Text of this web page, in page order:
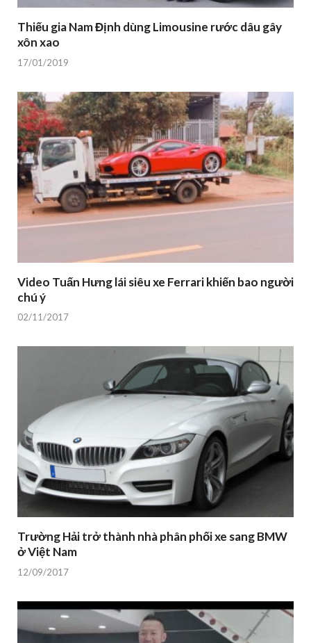
Thiếu gia Nam Định dùng Limousine rước dâu gây
xôn xao
17/01/2019
Video Tuấn Hưng lái siêu xe Ferrari khiến bao người
chú ý
02/11/2017
Trường Hải trở thành nhà phân phối xe sang BMW
ở Việt Nam
12/09/2017